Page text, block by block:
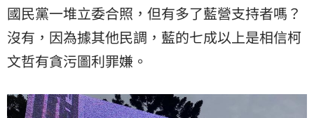
國民黨一堆立委合照，但有多了藍營支持者嗎？
沒有，因為據其他民調，藍的七成以上是相信柯
文哲有貪污圖利罪嫌。